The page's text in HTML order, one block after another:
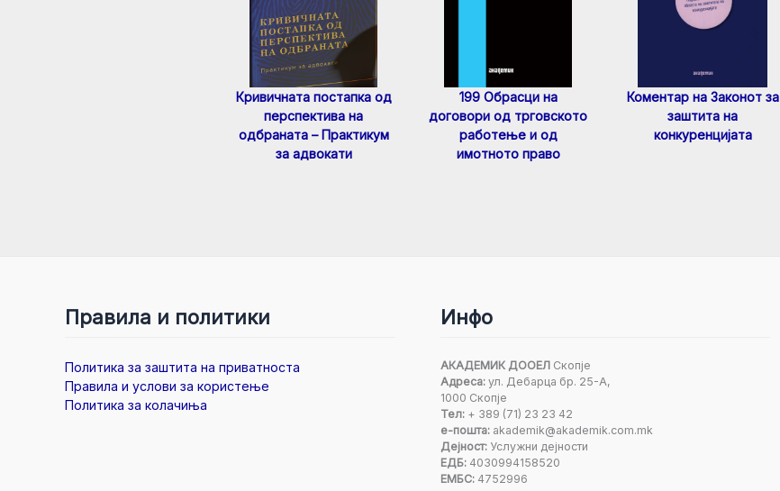
Кривичната постапка од
перспектива на
одбраната – Практикум
за адвокати
199 Обрасци на
договори од трговското
работење и од
имотното право
Коментар на Законот за
заштита на
конкуренцијата
Правила и политики
Политика за заштита на приватноста
Правила и услови за користење
Политика за колачиња
Инфо
АКАДЕМИК ДООЕЛСкопје
Адреса:ул. Дебарца бр. 25-А,
1000 Скопје
Тел:+ 389 (71) 23 23 42
е-пошта:akademik@akademik.com.mk
Дејност:Услужни дејности
ЕДБ:4030994158520
ЕМБС:4752996